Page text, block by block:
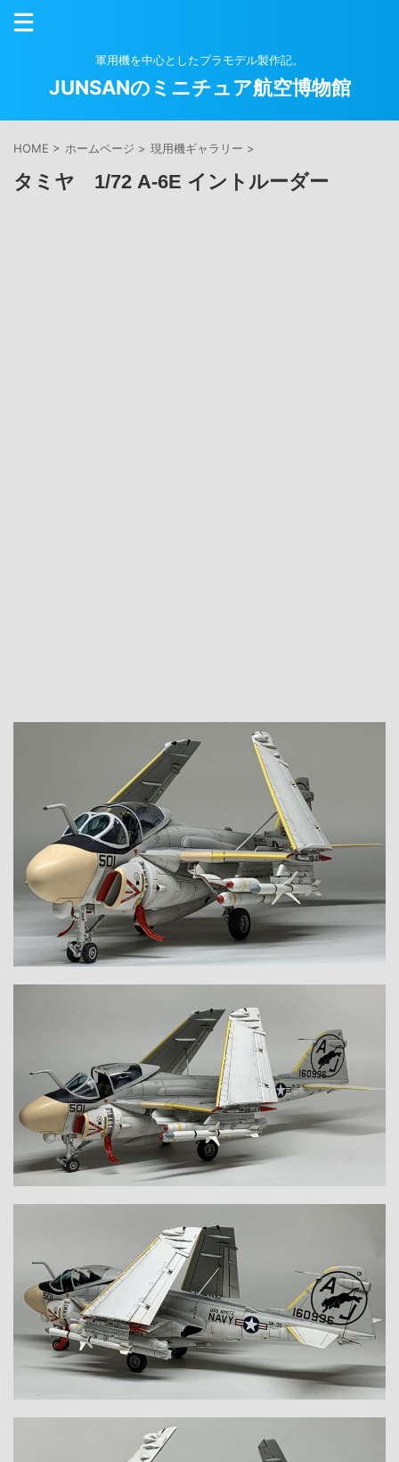
軍用機を中心としたプラモデル製作記。
JUNSANのミニチュア航空博物館
HOME > ホームページ > 現用機ギャラリー >
タミヤ 1/72 A-6E イントルーダー